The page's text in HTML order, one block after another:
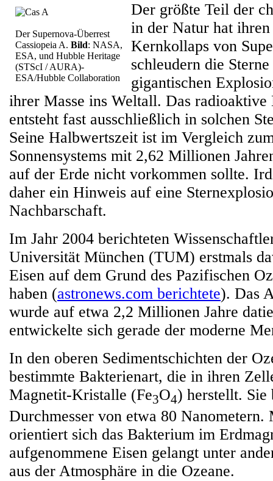
Der Supernova-Überrest
Cassiopeia A. Bild: NASA,
ESA, und Hubble Heritage
(STScI / AURA)-
ESA/Hubble Collaboration
Der größte Teil der
in der Natur hat
Kernkollaps von
schleudern die
gigantischen
ihrer Masse ins Weltall. Das radioaktive
entsteht fast ausschließlich in solchen
Seine Halbwertszeit ist im Vergleich
Sonnensystems mit 2,62 Millionen
auf der Erde nicht vorkommen sollte.
daher ein Hinweis auf eine
Nachbarschaft.
Im Jahr 2004 berichteten
Universität München (TUM) erstmals
Eisen auf dem Grund des Pazifischen
haben (astronews.com berichtete). Das
wurde auf etwa 2,2 Millionen Jahre
entwickelte sich gerade der moderne
In den oberen Sedimentschichten der
bestimmte Bakterienart, die in ihren
Magnetit-Kristalle (Fe3O4) herstellt. Sie
Durchmesser von etwa 80
orientiert sich das Bakterium im
aufgenommene Eisen gelangt unter
aus der Atmosphäre in die Ozeane.